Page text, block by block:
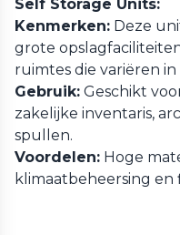
Self Storage Units:
Kenmerken: Deze
grote
ruimtes die variëren
Gebruik: Geschikt
zakelijke inventaris,
spullen.
Voordelen: Hoge
klimaatbeheersing